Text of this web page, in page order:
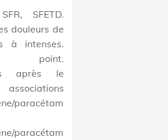
SFETD.
douleurs de
à intenses.
point.
après le
paracétamol
paracétamol/caféine.